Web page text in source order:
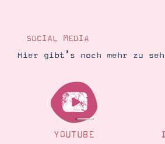
SOCIAL MEDIA
Hier gibt’s noch mehr zu
YOUTUBE